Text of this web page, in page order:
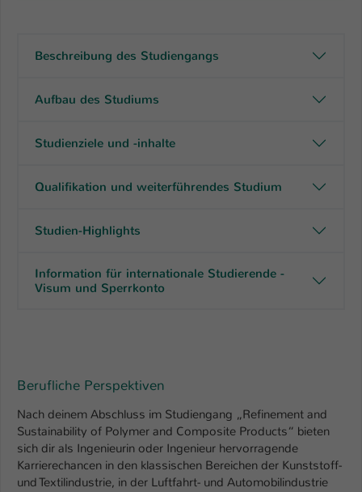
Beschreibung des Studiengangs
Aufbau des Studiums
Studienziele und -inhalte
Qualifikation und weiterführendes Studium
Studien-Highlights
Information für internationale Studierende -
Visum und Sperrkonto
Berufliche Perspektiven
Nach deinem Abschluss im Studiengang „Refinement and
Sustainability of Polymer and Composite Products“ bieten
sich dir als Ingenieurin oder Ingenieur hervorragende
Karrierechancen in den klassischen Bereichen der Kunststoff-
und Textilindustrie, in der Luftfahrt- und Automobilindustrie